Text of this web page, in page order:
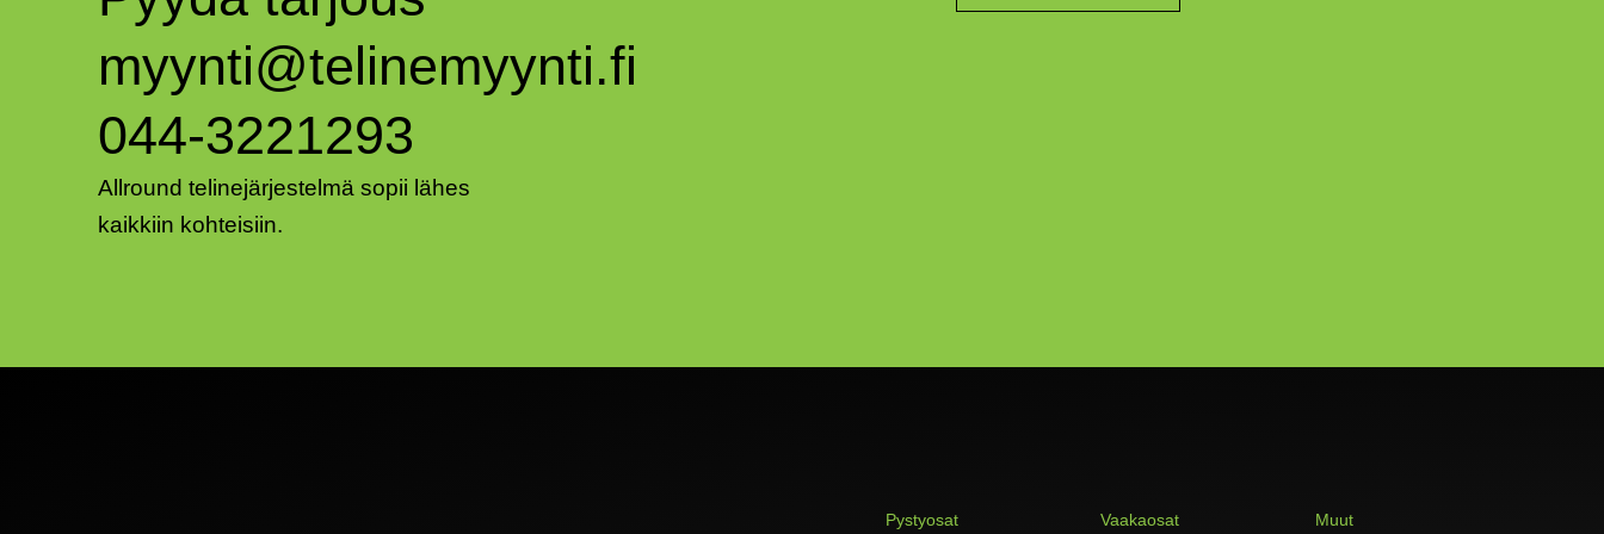
myynti@telinemyynti.fi
044-3221293
Allround telinejärjestelmä sopii lähes
kaikkiin kohteisiin.
Pystyosat Vaakaosat Muut